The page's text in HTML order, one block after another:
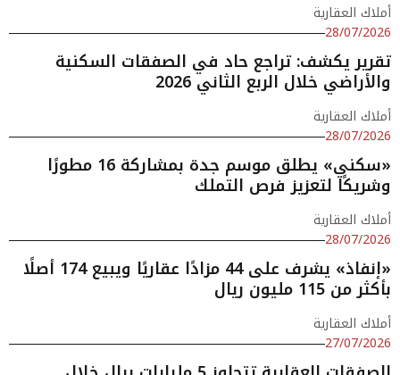
أملاك العقارية
28/07/2026
تقرير يكشف: تراجع حاد في الصفقات السكنية
والأراضي خلال الربع الثاني 2026
أملاك العقارية
28/07/2026
«سكني» يطلق موسم جدة بمشاركة 16 مطورًا
وشريكًا لتعزيز فرص التملك
أملاك العقارية
28/07/2026
«إنفاذ» يشرف على 44 مزادًا عقاريًا ويبيع 174 أصلًا
بأكثر من 115 مليون ريال
أملاك العقارية
27/07/2026